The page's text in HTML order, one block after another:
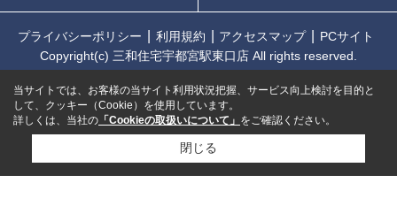
プライバシーポリシー 利用規約 アクセスマップ
PCサイト
Copyright(c) 三和住宅宇都宮駅東口店 All rights reserved.
当サイトでは、お客様の当サイト利用状況把握、サービス向上検討を目的と
して、クッキー（Cookie）を使用しています。
詳しくは、当社の 「Cookieの取扱いについて」 をご確認ください。
閉じる